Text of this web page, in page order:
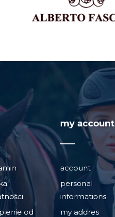
od
my account
account
personal
informations
my addres